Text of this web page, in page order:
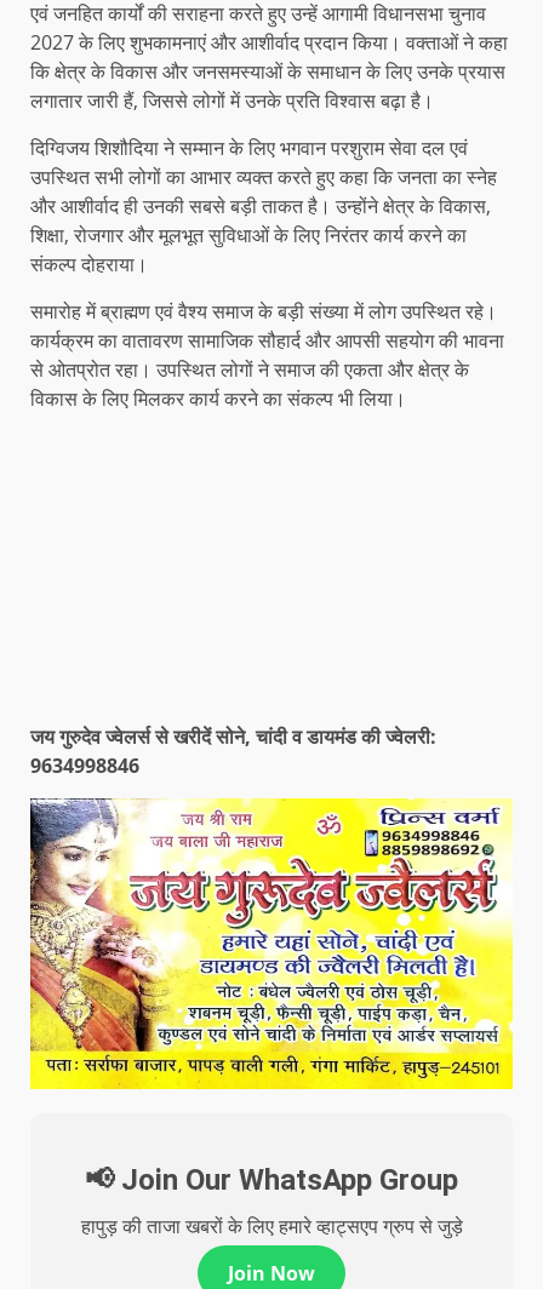
एवं जनहित कार्यों की सराहना करते हुए उन्हें आगामी विधानसभा चुनाव
2027 के लिए शुभकामनाएं और आशीर्वाद प्रदान किया। वक्ताओं ने कहा
कि क्षेत्र के विकास और जनसमस्याओं के समाधान के लिए उनके प्रयास
लगातार जारी हैं, जिससे लोगों में उनके प्रति विश्वास बढ़ा है।
दिग्विजय शिशौदिया ने सम्मान के लिए भगवान परशुराम सेवा दल एवं
उपस्थित सभी लोगों का आभार व्यक्त करते हुए कहा कि जनता का स्नेह
और आशीर्वाद ही उनकी सबसे बड़ी ताकत है। उन्होंने क्षेत्र के विकास,
शिक्षा, रोजगार और मूलभूत सुविधाओं के लिए निरंतर कार्य करने का
संकल्प दोहराया।
समारोह में ब्राह्मण एवं वैश्य समाज के बड़ी संख्या में लोग उपस्थित रहे।
कार्यक्रम का वातावरण सामाजिक सौहार्द और आपसी सहयोग की भावना
से ओतप्रोत रहा। उपस्थित लोगों ने समाज की एकता और क्षेत्र के
विकास के लिए मिलकर कार्य करने का संकल्प भी लिया।
जय गुरुदेव ज्वेलर्स से खरीदें सोने, चांदी व डायमंड की ज्वेलरी:
9634998846
📢 Join Our WhatsApp Group
हापुड़ की ताजा खबरों के लिए हमारे व्हाट्सएप ग्रुप से जुड़े
Join Now